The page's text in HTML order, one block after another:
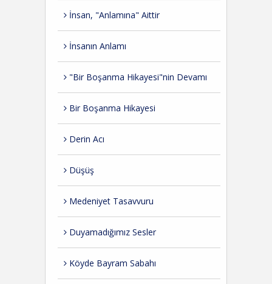
İnsan, "Anlamına" Aittir
İnsanın Anlamı
"Bir Boşanma Hikayesi"nin Devamı
Bir Boşanma Hikayesi
Derin Acı
Düşüş
Medeniyet Tasavvuru
Duyamadığımız Sesler
Köyde Bayram Sabahı